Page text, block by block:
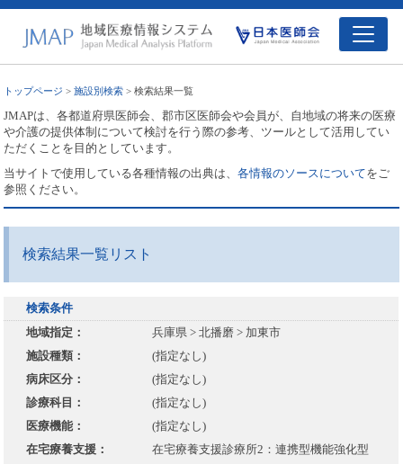
トップページ >施設別検索 > 検索結果一覧
JMAPは、各都道府県医師会、郡市区医師会や会員が、自地域の将来の医療
や介護の提供体制について検討を行う際の参考、ツールとして活用してい
ただくことを目的としています。
当サイトで使用している各種情報の出典は、各情報のソースについてをご
参照ください。
検索結果一覧リスト
検索条件
地域指定：
兵庫県 > 北播磨 > 加東市
施設種類：
(指定なし)
病床区分：
(指定なし)
診療科目：
(指定なし)
医療機能：
(指定なし)
在宅療養支援：
在宅療養支援診療所2：連携型機能強化型